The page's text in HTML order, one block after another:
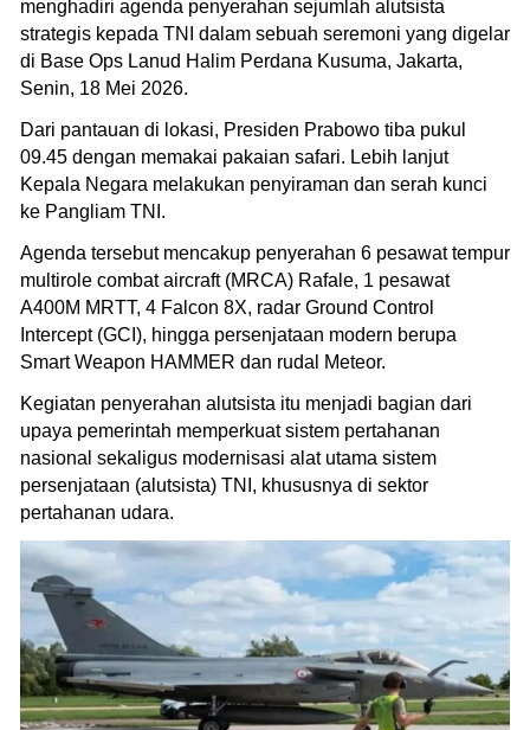
menghadiri agenda penyerahan sejumlah alutsista
strategis kepada TNI dalam sebuah seremoni yang digelar
di Base Ops Lanud Halim Perdana Kusuma, Jakarta,
Senin, 18 Mei 2026.
Dari pantauan di lokasi, Presiden Prabowo tiba pukul
09.45 dengan memakai pakaian safari. Lebih lanjut
Kepala Negara melakukan penyiraman dan serah kunci
ke Pangliam TNI.
Agenda tersebut mencakup penyerahan 6 pesawat tempur
multirole combat aircraft (MRCA) Rafale, 1 pesawat
A400M MRTT, 4 Falcon 8X, radar Ground Control
Intercept (GCI), hingga persenjataan modern berupa
Smart Weapon HAMMER dan rudal Meteor.
Kegiatan penyerahan alutsista itu menjadi bagian dari
upaya pemerintah memperkuat sistem pertahanan
nasional sekaligus modernisasi alat utama sistem
persenjataan (alutsista) TNI, khususnya di sektor
pertahanan udara.